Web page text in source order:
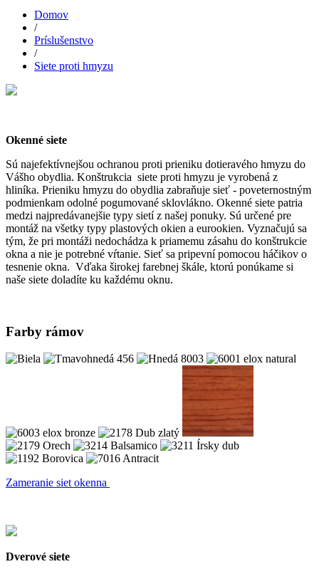
Domov
/
Príslušenstvo
/
Siete proti hmyzu
Okenné siete
Sú najefektívnejšou ochranou proti prieniku dotieravého hmyzu do
Vášho obydlia. Konštrukcia siete proti hmyzu je vyrobená z
hliníka. Prieniku hmyzu do obydlia zabraňuje sieť - poveternostným
podmienkam odolné pogumované sklovlákno. Okenné siete patria
medzi najpredávanejšie typy sietí z našej ponuky. Sú určené pre
montáž na všetky typy plastových okien a eurookien. Vyznačujú sa
tým, že pri montáži nedochádza k priamemu zásahu do konštrukcie
okna a nie je potrebné vŕtanie. Sieť sa pripevní pomocou háčikov o
tesnenie okna. Vďaka širokej farebnej škále, ktorú ponúkame si
naše siete doladíte ku každému oknu.
Farby rámov
Zameranie siet okenna
Dverové siete